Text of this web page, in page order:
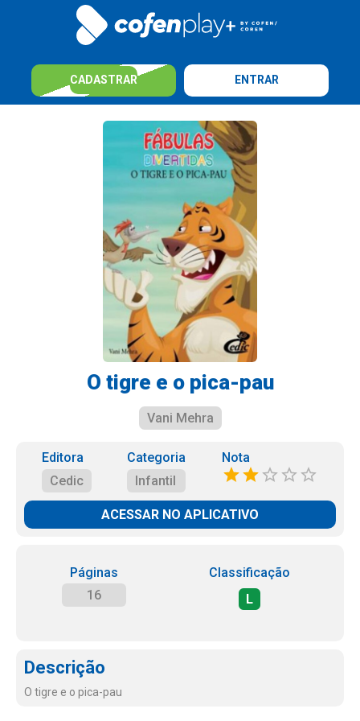
CADASTRAR ENTRAR
O tigre e o pica-pau
Vani Mehra
Editora
Cedic
Categoria
Infantil
Nota
ACESSAR NO APLICATIVO
Páginas
16
Classificação
L
Descrição
O tigre e o pica-pau